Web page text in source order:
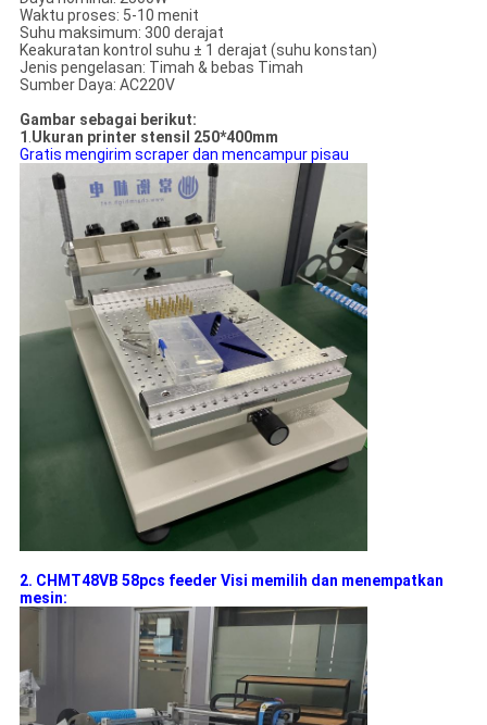
Waktu proses: 5-10 menit
Suhu maksimum: 300 derajat
Keakuratan kontrol suhu ± 1 derajat (suhu konstan)
Jenis pengelasan: Timah & bebas Timah
Sumber Daya: AC220V
Gambar sebagai berikut:
1 .Ukuran printer stensil 250*400mm
Gratis mengirim scraper dan mencampur pisau
2. CHMT48VB 58pcs feeder Visi memilih dan menempatkan
mesin: